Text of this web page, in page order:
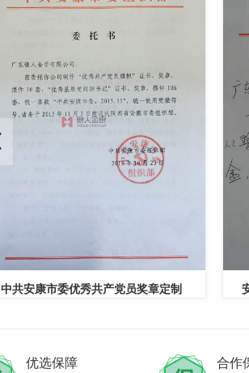
中共安康市委优秀共产党员奖章定制
优选保障 合作